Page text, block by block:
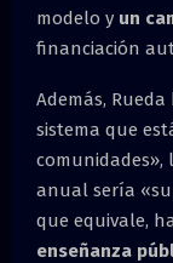
modelo y un
financiación
Además,
sistema que
comunidades»,
anual sería
que equivale,
enseñanza